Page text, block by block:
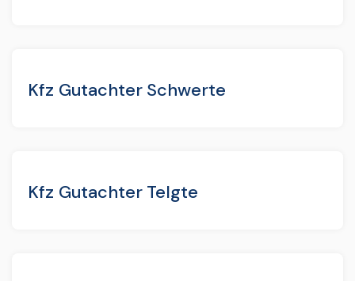
Kfz Gutachter Schwerte
Kfz Gutachter Telgte